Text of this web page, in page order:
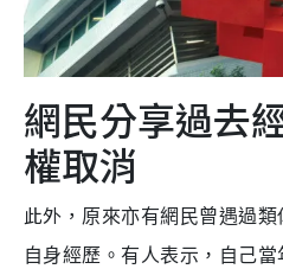
網民分享過去
權取消
此外， 原來亦有網民曾遇過
自身經歷。有人表示，自己